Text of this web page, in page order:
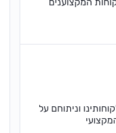
וניתוחם על